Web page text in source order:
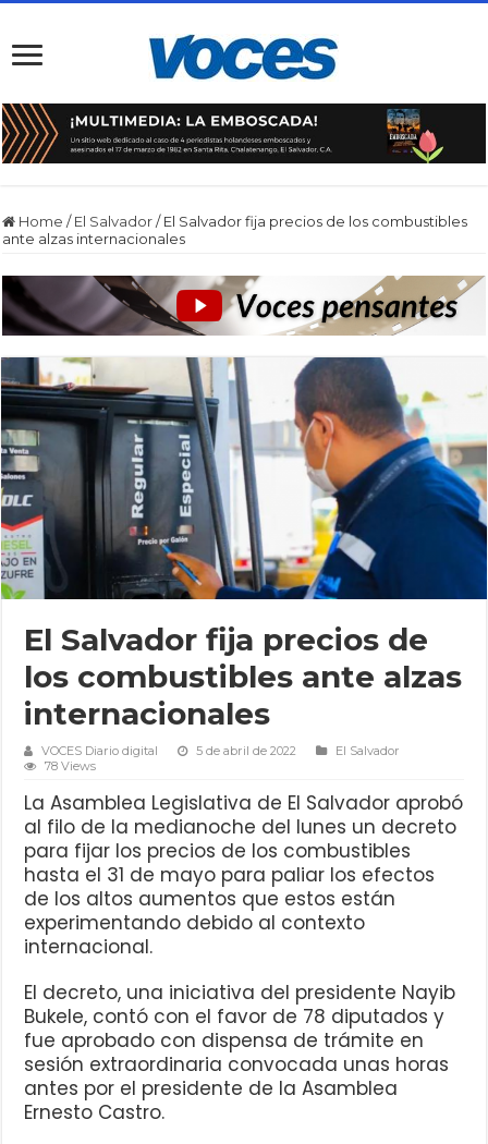
Home / El Salvador / El Salvador fija precios de los combustibles
ante alzas internacionales
El Salvador fija precios de
los combustibles ante alzas
internacionales
VOCES Diario digital 5 de abril de 2022
El Salvador
78 Views
La Asamblea Legislativa de El Salvador aprobó
al filo de la medianoche del lunes un decreto
para fijar los precios de los combustibles
hasta el 31 de mayo para paliar los efectos
de los altos aumentos que estos están
experimentando debido al contexto
internacional.
El decreto, una iniciativa del presidente Nayib
Bukele, contó con el favor de 78 diputados y
fue aprobado con dispensa de trámite en
sesión extraordinaria convocada unas horas
antes por el presidente de la Asamblea
Ernesto Castro.